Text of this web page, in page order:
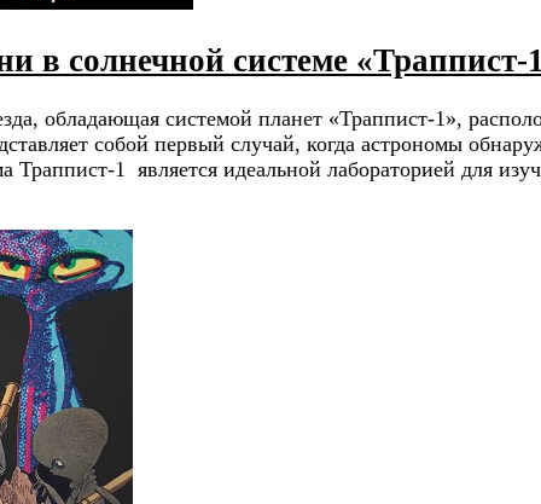
в солнечной системе «Траппист-
обладающая системой планет «Траппист-1»,
собой первый случай, когда астрономы
Траппист-1 является идеальной лабораторией для